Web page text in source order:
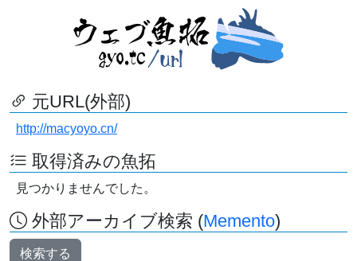
元URL(外部)
http://macyoyo.cn/
取得済みの魚拓
見つかりませんでした。
外部アーカイブ検索 (Memento)
検索する